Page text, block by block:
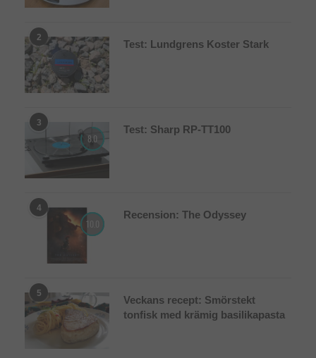
2
Test: Lundgrens Koster Stark
3
8.0
Test: Sharp RP-TT100
4
10.0
Recension: The Odyssey
5
Veckans recept: Smörstekt
tonfisk med krämig basilikapasta